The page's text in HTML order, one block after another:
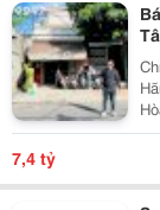
Tỷ
7,4 tỷ